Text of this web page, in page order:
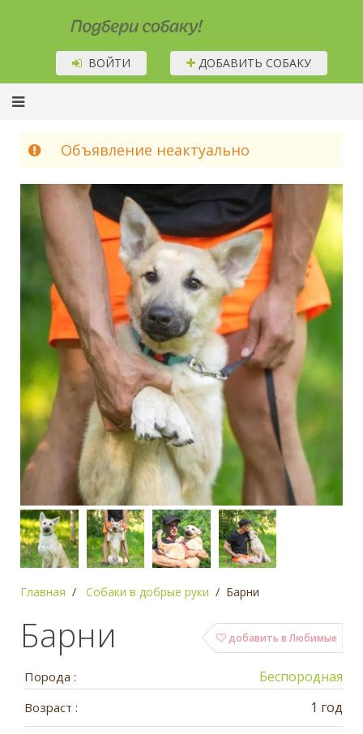
Подбери собаку!
ВОЙТИ ДОБАВИТЬ СОБАКУ
Объявление неактуально
Главная Собаки в добрые руки Барни
добавить в Любимые
Барни
Порода : Беспородная
Возраст : 1 год